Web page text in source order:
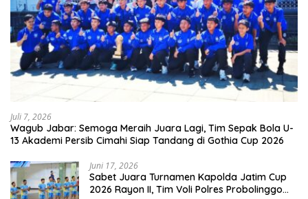
Juli 7, 2026
Wagub Jabar: Semoga Meraih Juara Lagi, Tim Sepak Bola U-
13 Akademi Persib Cimahi Siap Tandang di Gothia Cup 2026
Juni 17, 2026
Sabet Juara Turnamen Kapolda Jatim Cup
2026 Rayon II, Tim Voli Polres Probolinggo